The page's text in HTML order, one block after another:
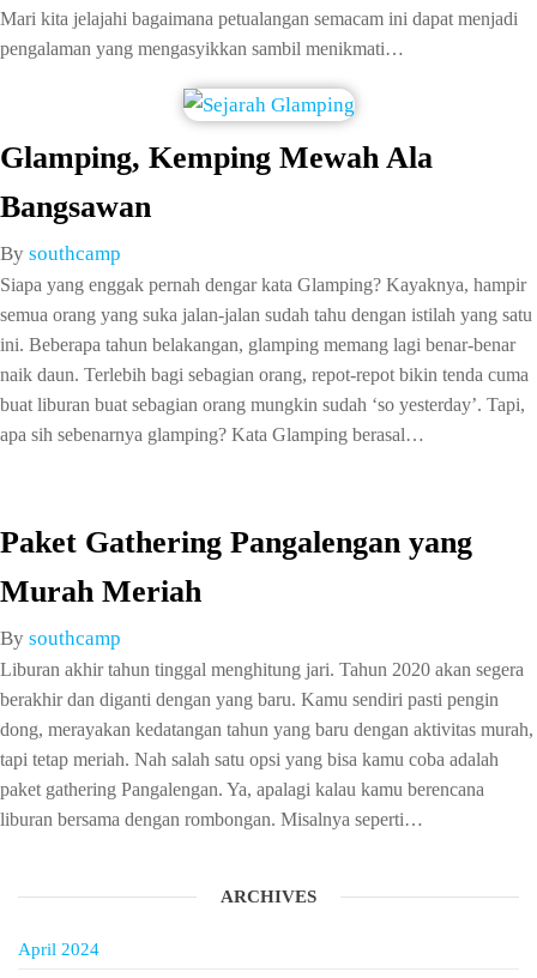
Mari kita jelajahi bagaimana petualangan semacam ini dapat menjadi
pengalaman yang mengasyikkan sambil menikmati…
Glamping, Kemping Mewah Ala
Bangsawan
By southcamp
Siapa yang enggak pernah dengar kata Glamping? Kayaknya, hampir
semua orang yang suka jalan-jalan sudah tahu dengan istilah yang satu
ini. Beberapa tahun belakangan, glamping memang lagi benar-benar
naik daun. Terlebih bagi sebagian orang, repot-repot bikin tenda cuma
buat liburan buat sebagian orang mungkin sudah ‘so yesterday’. Tapi,
apa sih sebenarnya glamping? Kata Glamping berasal…
Paket Gathering Pangalengan yang
Murah Meriah
By southcamp
Liburan akhir tahun tinggal menghitung jari. Tahun 2020 akan segera
berakhir dan diganti dengan yang baru. Kamu sendiri pasti pengin
dong, merayakan kedatangan tahun yang baru dengan aktivitas murah,
tapi tetap meriah. Nah salah satu opsi yang bisa kamu coba adalah
paket gathering Pangalengan. Ya, apalagi kalau kamu berencana
liburan bersama dengan rombongan. Misalnya seperti…
ARCHIVES
April 2024